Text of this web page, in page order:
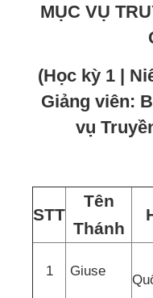
MỤC VỤ
(Học kỳ 1 |
Giảng viên:
vụ
STT
Tên
Thánh
1 Giuse